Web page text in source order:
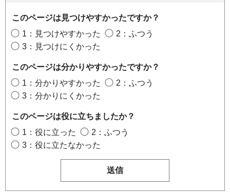
このページは見つけやすかったですか？
1：見つけやすかった
2：ふつう
3：見つけにくかった
このページは分かりやすかったですか？
1：分かりやすかった
2：ふつう
3：分かりにくかった
このページは役に立ちましたか？
1：役に立った
2：ふつう
3：役に立たなかった